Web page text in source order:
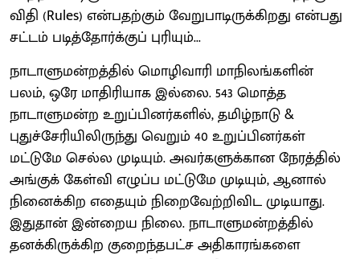
விதி (Rules) என்பதற்கும் வேறுபாடிருக்கிறது என்பது
சட்டம் படித்தோர்க்குப் புரியும்...
நாடாளுமன்றத்தில் மொழிவாரி மாநிலங்களின்
பலம், ஒரே மாதிரியாக இல்லை. 543 மொத்த
நாடாளுமன்ற உறுப்பினர்களில், தமிழ்நாடு &
புதுச்சேரியிலிருந்து வெறும் 40 உறுப்பினர்கள்
மட்டுமே செல்ல முடியும். அவர்களுக்கான நேரத்தில்
அங்குக் கேள்வி எழுப்ப மட்டுமே முடியும், ஆனால்
நினைக்கிற எதையும் நிறைவேற்றிவிட முடியாது.
இதுதான் இன்றைய நிலை. நாடாளுமன்றத்தில்
தனக்கிருக்கிற குறைந்தபட்ச அதிகாரங்களை